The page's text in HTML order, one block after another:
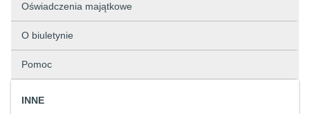
Oświadczenia majątkowe
O biuletynie
Pomoc
INNE